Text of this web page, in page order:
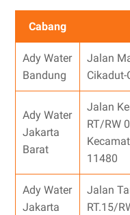
Cabang
Ady Water
Bandung
Jalan
Ady Water
Jakarta
Barat
Jalan
RT/RW
11480
Ady Water
Jakarta
Jalan
RT.15/